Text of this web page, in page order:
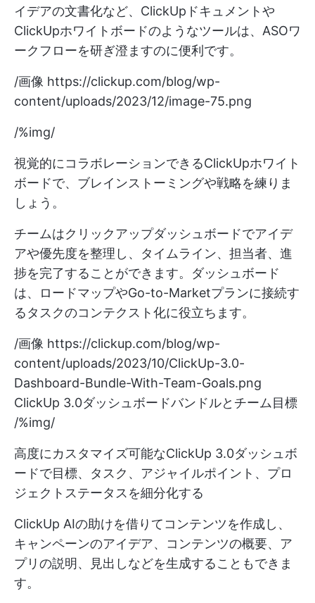
イデアの文書化など、ClickUpドキュメントや
ClickUpホワイトボードのようなツールは、ASOワ
ークフローを研ぎ澄ますのに便利です。
/画像 https://clickup.com/blog/wp-
content/uploads/2023/12/image-75.png
/%img/
視覚的にコラボレーションできるClickUpホワイト
ボードで、ブレインストーミングや戦略を練りま
しょう。
チームはクリックアップダッシュボードでアイデ
アや優先度を整理し、タイムライン、担当者、進
捗を完了することができます。ダッシュボード
は、ロードマップやGo-to-Marketプランに接続す
るタスクのコンテクスト化に役立ちます。
/画像 https://clickup.com/blog/wp-
content/uploads/2023/10/ClickUp-3.0-
Dashboard-Bundle-With-Team-Goals.png
ClickUp 3.0ダッシュボードバンドルとチーム目標
/%img/
高度にカスタマイズ可能なClickUp 3.0ダッシュボ
ードで目標、タスク、アジャイルポイント、プロ
ジェクトステータスを細分化する
ClickUp AIの助けを借りてコンテンツを作成し、
キャンペーンのアイデア、コンテンツの概要、ア
プリの説明、見出しなどを生成することもできま
す。